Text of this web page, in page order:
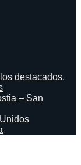
destacados,
– San